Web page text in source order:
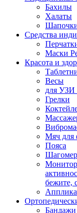
Бахилы
Халаты
Средства
Маски
Красота и
Весы
для
Грелки
Мяч для
Пояса
Шагомер
бежите,
Бандажи